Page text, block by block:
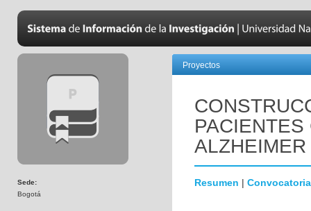
Sede:
Bogotá
Proyectos
ALZHEIMER
Resumen | Convocatoria